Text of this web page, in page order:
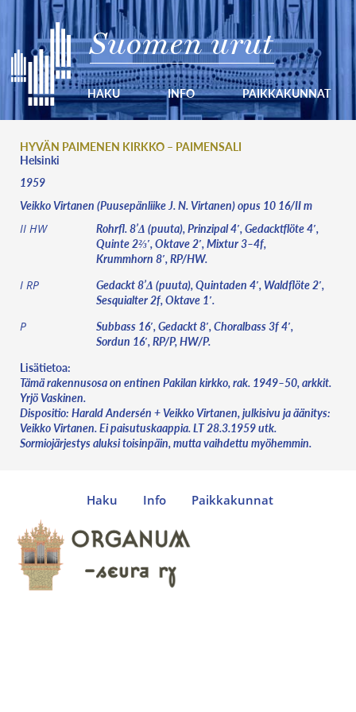
Suomen urut
HAKU INFO PAIKKAKUNNAT
HYVÄN PAIMENEN KIRKKO – PAIMENSALI
Helsinki
1959
Veikko Virtanen (Puusepänliike J. N. Virtanen) opus 10 16/II m
II HW
Rohrfl. 8’Δ (puuta), Prinzipal 4′, Gedacktflöte 4′,
Quinte 2⅔′, Oktave 2′, Mixtur 3–4f,
Krummhorn 8′, RP/HW.
I RP
Gedackt 8’Δ (puuta), Quintaden 4′, Waldflöte 2′,
Sesquialter 2f, Oktave 1′.
P
Subbass 16′, Gedackt 8′, Choralbass 3f 4′,
Sordun 16′, RP/P, HW/P.
Lisätietoa:
Tämä rakennusosa on entinen Pakilan kirkko, rak. 1949–50, arkkit.
Yrjö Vaskinen.
Dispositio: Harald Andersén + Veikko Virtanen, julkisivu ja äänitys:
Veikko Virtanen. Ei paisutuskaappia. LT 28.3.1959 utk.
Sormiojärjestys aluksi toisinpäin, mutta vaihdettu myöhemmin.
Haku Info Paikkakunnat